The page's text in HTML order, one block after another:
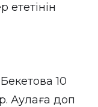
ететінін
10
Аулаға доп